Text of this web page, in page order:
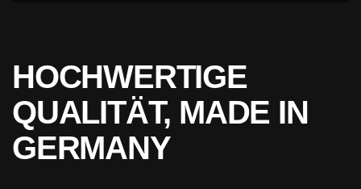
HOCHWERTIGE
QUALITÄT, MADE IN
GERMANY